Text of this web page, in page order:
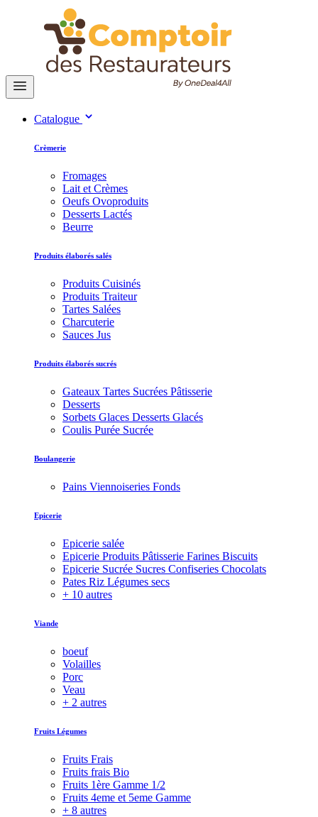
Catalogue
Crèmerie
Fromages
Lait et Crèmes
Oeufs Ovoproduits
Desserts Lactés
Beurre
Produits élaborés salés
Produits Cuisinés
Produits Traiteur
Tartes Salées
Charcuterie
Sauces Jus
Produits élaborés sucrés
Gateaux Tartes Sucrées Pâtisserie
Desserts
Sorbets Glaces Desserts Glacés
Coulis Purée Sucrée
Boulangerie
Pains Viennoiseries Fonds
Epicerie
Epicerie salée
Epicerie Produits Pâtisserie Farines Biscuits
Epicerie Sucrée Sucres Confiseries Chocolats
Pates Riz Légumes secs
+ 10 autres
Viande
boeuf
Volailles
Porc
Veau
+ 2 autres
Fruits Légumes
Fruits Frais
Fruits frais Bio
Fruits 1ère Gamme 1/2
Fruits 4eme et 5eme Gamme
+ 8 autres